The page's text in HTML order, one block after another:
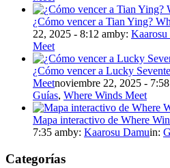
¿Cómo vencer a Tian Ying?
22, 2025 - 8:12 amby: Kaarosu
Meet
¿Cómo vencer a Lucky
Meetnoviembre 22, 2025 -
Guías, Where Winds Meet
Mapa interactivo de Where
7:35 amby: Kaarosu Damuin:
Categorías